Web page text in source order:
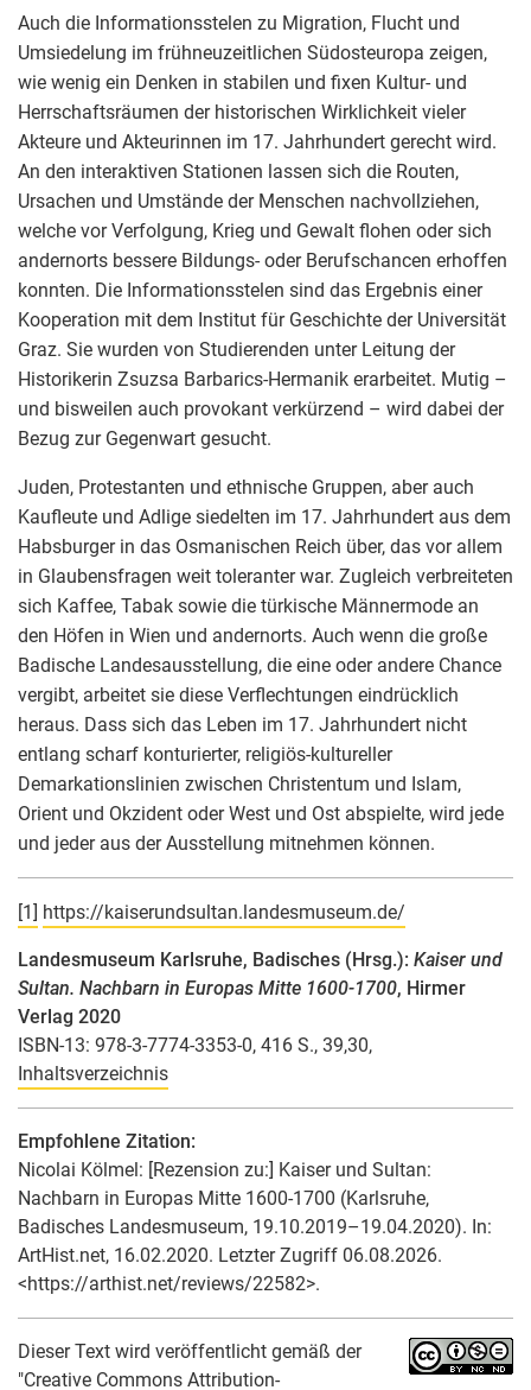
Auch die Informationsstelen zu Migration, Flucht und
Umsiedelung im frühneuzeitlichen Südosteuropa zeigen,
wie wenig ein Denken in stabilen und fixen Kultur- und
Herrschaftsräumen der historischen Wirklichkeit vieler
Akteure und Akteurinnen im 17. Jahrhundert gerecht wird.
An den interaktiven Stationen lassen sich die Routen,
Ursachen und Umstände der Menschen nachvollziehen,
welche vor Verfolgung, Krieg und Gewalt flohen oder sich
andernorts bessere Bildungs- oder Berufschancen erhoffen
konnten. Die Informationsstelen sind das Ergebnis einer
Kooperation mit dem Institut für Geschichte der Universität
Graz. Sie wurden von Studierenden unter Leitung der
Historikerin Zsuzsa Barbarics-Hermanik erarbeitet. Mutig –
und bisweilen auch provokant verkürzend – wird dabei der
Bezug zur Gegenwart gesucht.
Juden, Protestanten und ethnische Gruppen, aber auch
Kaufleute und Adlige siedelten im 17. Jahrhundert aus dem
Habsburger in das Osmanischen Reich über, das vor allem
in Glaubensfragen weit toleranter war. Zugleich verbreiteten
sich Kaffee, Tabak sowie die türkische Männermode an
den Höfen in Wien und andernorts. Auch wenn die große
Badische Landesausstellung, die eine oder andere Chance
vergibt, arbeitet sie diese Verflechtungen eindrücklich
heraus. Dass sich das Leben im 17. Jahrhundert nicht
entlang scharf konturierter, religiös-kultureller
Demarkationslinien zwischen Christentum und Islam,
Orient und Okzident oder West und Ost abspielte, wird jede
und jeder aus der Ausstellung mitnehmen können.
[1] https://kaiserundsultan.landesmuseum.de/
Landesmuseum Karlsruhe, Badisches (Hrsg.): Kaiser und
Sultan. Nachbarn in Europas Mitte 1600-1700, Hirmer
Verlag 2020
ISBN-13: 978-3-7774-3353-0, 416 S., 39,30,
Inhaltsverzeichnis
Empfohlene Zitation:
Nicolai Kölmel: [Rezension zu:] Kaiser und Sultan:
Nachbarn in Europas Mitte 1600-1700 (Karlsruhe,
Badisches Landesmuseum, 19.10.2019–19.04.2020). In:
ArtHist.net, 16.02.2020. Letzter Zugriff 06.08.2026.
<https://arthist.net/reviews/22582>.
Dieser Text wird veröffentlicht gemäß der
"Creative Commons Attribution-